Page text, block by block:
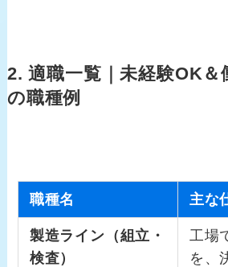
2. 適職一覧｜未経験OK
の職種例
職種名 主な
製造ライン（組立・
検査）
工場
を、